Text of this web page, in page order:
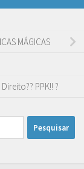
MÁGICAS
PPK!! ?